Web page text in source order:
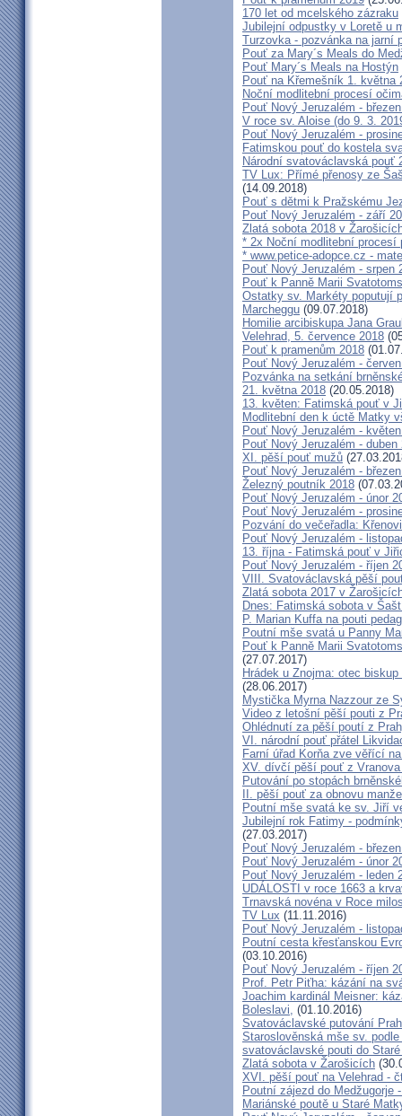
170 let od mcelského zázraku
Jubilejní odpustky v Loretě u
Turzovka - pozvánka na jarní
Pouť za Mary´s Meals do
Pouť Mary´s Meals na Hostýn
Pouť na Křemešník 1. května
Noční modlitební procesí
Pouť Nový Jeruzalém -
V roce sv. Aloise (do 9. 3.
Pouť Nový Jeruzalém -
Fatimskou pouť do kostela
Národní svatováclavská pouť
TV Lux: Přímé přenosy ze
(14.09.2018)
Pouť s dětmi k Pražskému
Pouť Nový Jeruzalém - září
Zlatá sobota 2018 v
* 2x Noční modlitební
* www.petice-adopce.cz -
Pouť Nový Jeruzalém - srpen
Pouť k Panně Marii
Ostatky sv. Markéty poputují
Marcheggu (09.07.2018)
Homilie arcibiskupa Jana
Velehrad, 5. července 2018
Pouť k pramenům 2018
Pouť Nový Jeruzalém -
Pozvánka na setkání
21. května 2018 (20.05.2018)
13. květen: Fatimská pouť v
Modlitební den k úctě Matky
Pouť Nový Jeruzalém -
Pouť Nový Jeruzalém - duben
XI. pěší pouť mužů
Pouť Nový Jeruzalém -
Železný poutník 2018
Pouť Nový Jeruzalém - únor
Pouť Nový Jeruzalém -
Pozvání do večeřadla:
Pouť Nový Jeruzalém -
13. října - Fatimská pouť v
Pouť Nový Jeruzalém - říjen
VIII. Svatováclavská pěší
Zlatá sobota 2017 v
Dnes: Fatimská sobota v
P. Marian Kuffa na pouti
Poutní mše svatá u Panny
Pouť k Panně Marii
(27.07.2017)
Hrádek u Znojma: otec
(28.06.2017)
Mystička Myrna Nazzour ze
Video z letošní pěší pouti z
Ohlédnutí za pěší poutí z
VI. národní pouť přátel
Farní úřad Korňa zve věřící
XV. dívčí pěší pouť z
Putování po stopách
II. pěší pouť za obnovu
Poutní mše svatá ke sv. Jiří
Jubilejní rok Fatimy -
(27.03.2017)
Pouť Nový Jeruzalém -
Pouť Nový Jeruzalém - únor
Pouť Nový Jeruzalém - leden
UDÁLOSTI v roce 1663 a
Trnavská novéna v Roce
TV Lux (11.11.2016)
Pouť Nový Jeruzalém -
Poutní cesta křesťanskou
(03.10.2016)
Pouť Nový Jeruzalém - říjen
Prof. Petr Piťha: kázání na
Joachim kardinál Meisner:
Boleslavi, (01.10.2016)
Svatováclavské putování
Staroslověnská mše sv.
svatováclavské pouti do
Zlatá sobota v Žarošicích
XVI. pěší pouť na Velehrad -
Poutní zájezd do Medžugorje
Mariánské poutě u Staré